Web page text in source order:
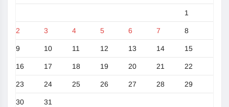
1
2 3 4 5 6 7 8
9 10 11 12 13 14 15
16 17 18 19 20 21 22
23 24 25 26 27 28 29
30 31